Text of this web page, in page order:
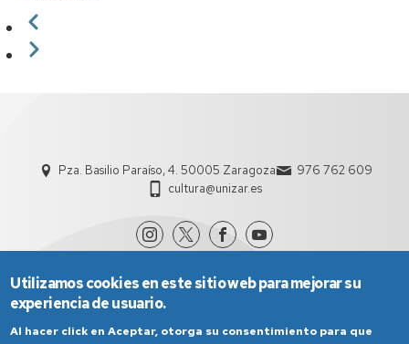
Paginación
Siguiente
Pza. Basilio Paraíso, 4. 50005 Zaragoza
976 762 609
cultura@unizar.es
Utilizamos cookies en este sitio web para mejorar su
experiencia de usuario.
Al hacer click en Aceptar, otorga su consentimiento para que